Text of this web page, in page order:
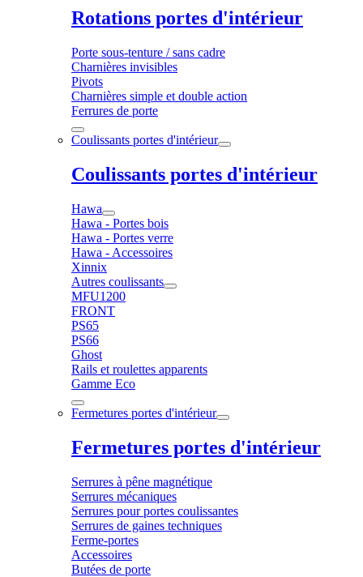
Rotations portes d'intérieur
Porte sous-tenture / sans cadre
Charnières invisibles
Pivots
Charnières simple et double action
Ferrures de porte
Coulissants portes d'intérieur
Coulissants portes d'intérieur
Hawa
Hawa - Portes bois
Hawa - Portes verre
Hawa - Accessoires
Xinnix
Autres coulissants
MFU1200
FRONT
PS65
PS66
Ghost
Rails et roulettes apparents
Gamme Eco
Fermetures portes d'intérieur
Fermetures portes d'intérieur
Serrures à pêne magnétique
Serrures mécaniques
Serrures pour portes coulissantes
Serrures de gaines techniques
Ferme-portes
Accessoires
Butées de porte